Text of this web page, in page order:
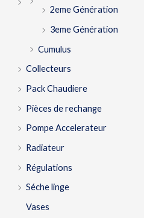
2eme Génération
3eme Génération
Cumulus
Collecteurs
Pack Chaudiere
Pièces de rechange
Pompe Accelerateur
Radiateur
Régulations
Séche linge
Vases